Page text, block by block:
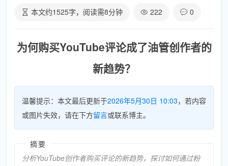
本文约1525字，阅读需8分钟 222 0
为何购买YouTube评论成了油管创作者的
新趋势？
温馨提示：本文最后更新于2026年5月30日 10:03，若内容
或图片失效，请在下方留言或联系博主。
摘要
分析YouTube创作者购买评论的新趋势，探讨如何通过粉